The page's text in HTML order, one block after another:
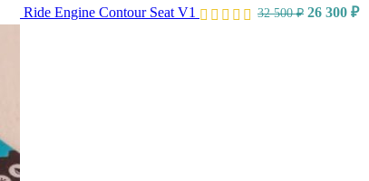
Ride Engine Contour Seat V1 32 500₽ 26 300 ₽